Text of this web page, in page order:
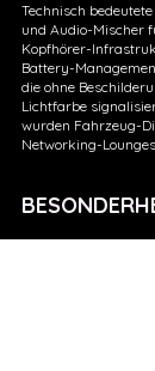
Technisch
und Audio-Mischer
Kopfhörer-
Battery-
die ohne
Lichtfarbe
wurden Fahrzeug-
Networking-